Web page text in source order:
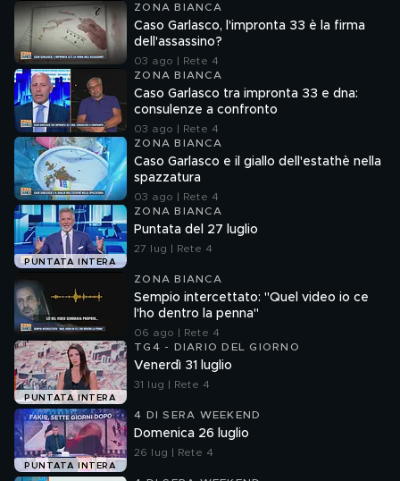
ZONA BIANCA
Caso Garlasco, l'impronta 33 è la firma
dell'assassino?
03 ago | Rete 4
ZONA BIANCA
Caso Garlasco tra impronta 33 e dna:
consulenze a confronto
03 ago | Rete 4
ZONA BIANCA
Caso Garlasco e il giallo dell'estathè nella
spazzatura
03 ago | Rete 4
PUNTATA INTERA
ZONA BIANCA
Puntata del 27 luglio
27 lug | Rete 4
ZONA BIANCA
Sempio intercettato: "Quel video io ce
l'ho dentro la penna"
06 ago | Rete 4
PUNTATA INTERA
TG4 - DIARIO DEL GIORNO
Venerdì 31 luglio
31 lug | Rete 4
PUNTATA INTERA
4 DI SERA WEEKEND
Domenica 26 luglio
26 lug | Rete 4